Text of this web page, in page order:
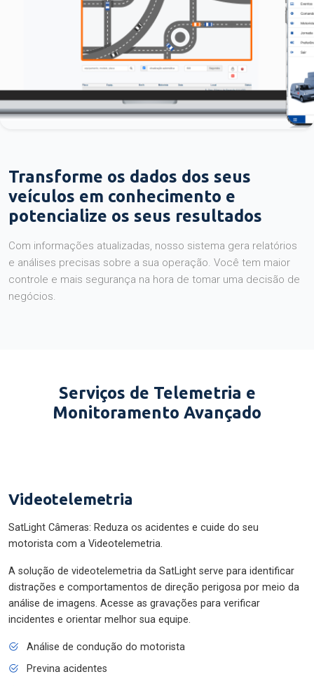
Transforme os dados dos seus
veículos em conhecimento e
potencialize os seus resultados
Com informações atualizadas, nosso sistema gera relatórios
e análises precisas sobre a sua operação. Você tem maior
controle e mais segurança na hora de tomar uma decisão de
negócios.
Serviços de Telemetria e
Monitoramento Avançado
Videotelemetria
SatLight Câmeras: Reduza os acidentes e cuide do seu
motorista com a Videotelemetria.
A solução de videotelemetria da SatLight serve para identificar
distrações e comportamentos de direção perigosa por meio da
análise de imagens. Acesse as gravações para verificar
incidentes e orientar melhor sua equipe.
Análise de condução do motorista
Previna acidentes